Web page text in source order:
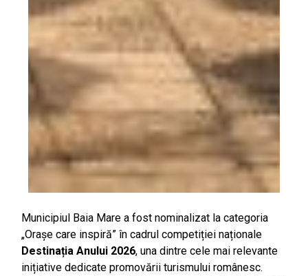
Municipiul Baia Mare a fost nominalizat la categoria
„Orașe care inspiră” în cadrul competiției naționale
Destinația Anului 2026, una dintre cele mai relevante
inițiative dedicate promovării turismului românesc.